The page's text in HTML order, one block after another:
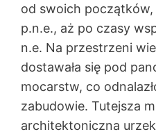
od swoich początków,
p.n.e., aż po czasy
n.e. Na przestrzeni
dostawała się pod
mocarstw, co
zabudowie. Tutejsza
architektoniczna